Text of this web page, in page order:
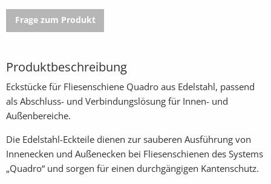
Frage zum Produkt
Produktbeschreibung
Eckstücke für Fliesenschiene Quadro aus Edelstahl, passend
als Abschluss- und Verbindungslösung für Innen- und
Außenbereiche.
Die Edelstahl-Eckteile dienen zur sauberen Ausführung von
Innenecken und Außenecken bei Fliesenschienen des Systems
„Quadro“ und sorgen für einen durchgängigen Kantenschutz.